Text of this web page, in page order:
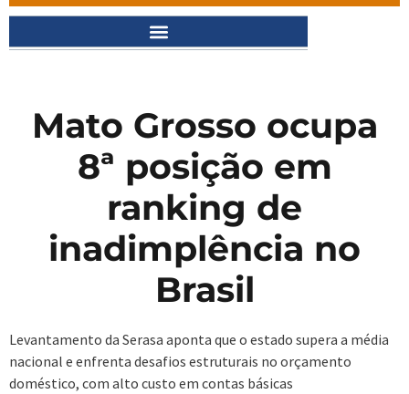
Mato Grosso ocupa
8ª posição em
ranking de
inadimplência no
Brasil
Levantamento da Serasa aponta que o estado supera a média
nacional e enfrenta desafios estruturais no orçamento
doméstico, com alto custo em contas básicas